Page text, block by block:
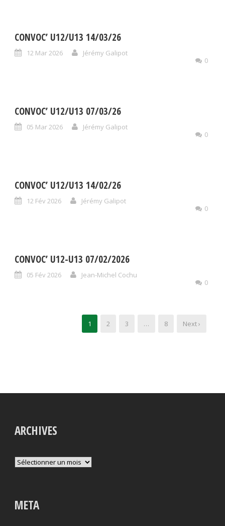
CONVOC’ U12/U13 14/03/26
12 Mar 2026
Jérémy Galipot
0
CONVOC’ U12/U13 07/03/26
05 Mar 2026
Jérémy Galipot
0
CONVOC’ U12/U13 14/02/26
12 Fév 2026
Jérémy Galipot
0
CONVOC’ U12-U13 07/02/2026
05 Fév 2026
Jean-Michel Cochu
0
1 2 3 … 8 Next ›
ARCHIVES
Archives
META